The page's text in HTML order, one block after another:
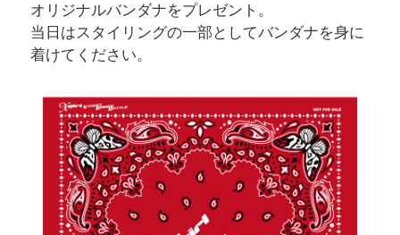
オリジナルバンダナをプレゼント。
当日はスタイリングの一部としてバンダナを身に
着けてください。